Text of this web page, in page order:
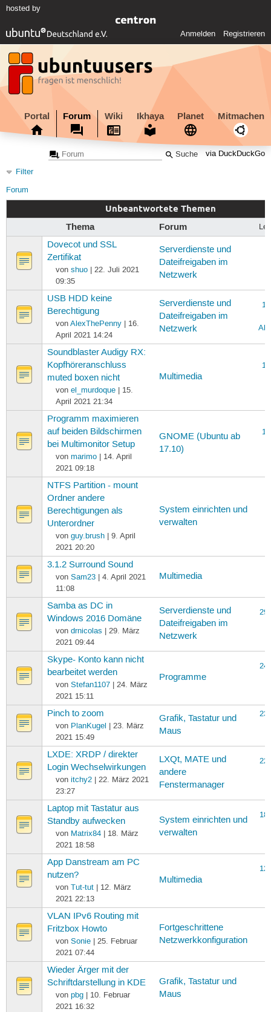
hosted by
Anmelden Registrieren
Portal Forum Wiki Ikhaya Planet Mitmachen
via DuckDuckGo
Filter
Forum
Unbeantwortete Themen
Thema Forum
Dovecot und SSL
Zertifikat
von shuo| 22. Juli 2021
09:35
Serverdienste und
Dateifreigaben im
Netzwerk
USB HDD keine
Berechtigung
vonAlexThePenny| 16.
April 2021 14:24
Serverdienste und
Dateifreigaben im
Netzwerk
Soundblaster Audigy RX:
Kopfhöreranschluss
muted boxen nicht
von el_murdoque| 15.
April 2021 21:34
Multimedia
Programm maximieren
auf beiden Bildschirmen
bei Multimonitor Setup
von marimo| 14. April
2021 09:18
GNOME (Ubuntu ab
17.10)
NTFS Partition - mount
Ordner andere
Berechtigungen als
Unterordner
von guy.brush| 9. April
2021 20:20
System einrichten und
verwalten
3.1.2 Surround Sound
von Sam23| 4. April 2021
11:08
Multimedia
Samba as DC in
Windows 2016 Domäne
von drnicolas | 29. März
2021 09:44
Serverdienste und
Dateifreigaben im
Netzwerk
Skype- Konto kann nicht
bearbeitet werden
von Stefan1107| 24. März
2021 15:11
Programme
Pinch to zoom
von PlanKugel | 23. März
2021 15:49
Grafik, Tastatur und
Maus
LXDE: XRDP / direkter
Login Wechselwirkungen
von itchy2| 22. März 2021
23:27
LXQt, MATE und
andere
Fenstermanager
Laptop mit Tastatur aus
Standby aufwecken
von Matrix84| 18. März
2021 18:58
System einrichten und
verwalten
App Danstream am PC
nutzen?
von Tut-tut| 12. März
2021 22:13
Multimedia
VLAN IPv6 Routing mit
Fritzbox Howto
von Sonie| 25. Februar
2021 07:44
Fortgeschrittene
Netzwerkkonfiguration
Wieder Ärger mit der
Schriftdarstellung in KDE
von pbg| 10. Februar
2021 16:32
Grafik, Tastatur und
Maus